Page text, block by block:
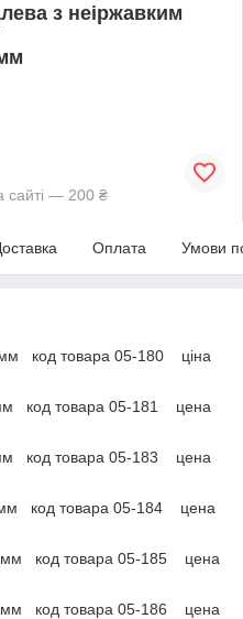
з неіржавким
сайті — 200 ₴
Оплата Умови
код товара 05-180 ціна
код товара 05-181 цена
код товара 05-183 цена
код товара 05-184 цена
мм код товара 05-185 цена
мм код товара 05-186 цена